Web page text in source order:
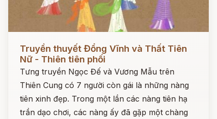
Đọc ngay
Truyền thuyết Đổng Vĩnh và Thất Tiên
Nữ - Thiên tiên phối
Tưng truyền Ngọc Đế và Vương Mẫu trên
Thiên Cung có 7 người còn gái là những nàng
tiên xinh đẹp. Trong một lần các nàng tiên hạ
trần dạo chơi, các nàng ấy đã gặp một chàng